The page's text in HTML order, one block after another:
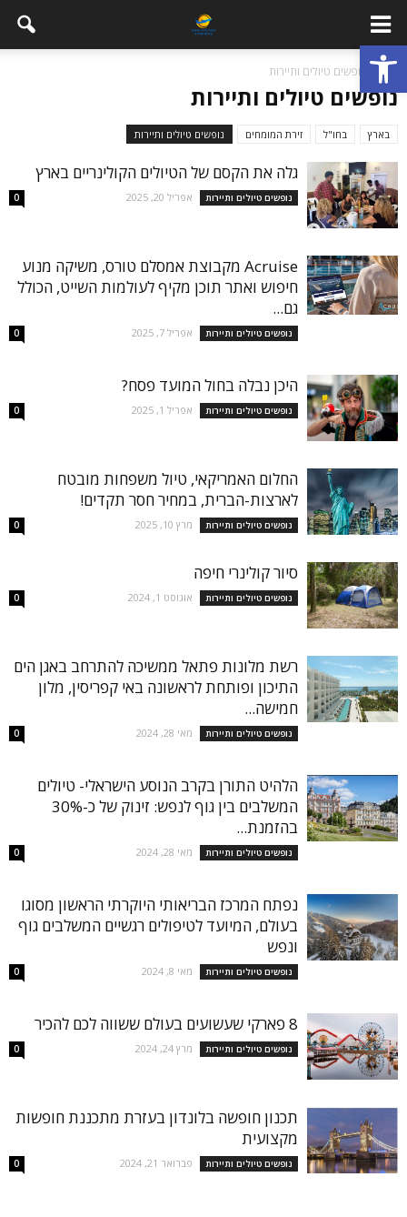
פתח סרגל נגישות
בית נופשים טיולים ותיירות
נופשים טיולים ותיירות
בארץ בחו"ל זירת המומחים נופשים טיולים ותיירות
גלה את הקסם של הטיולים הקולינריים בארץ
נופשים טיולים ותיירות אפריל 20, 2025 0
Acruise מקבוצת אמסלם טורס, משיקה מנוע
חיפוש ואתר תוכן מקיף לעולמות השייט, הכולל
גם...
נופשים טיולים ותיירות אפריל 7, 2025 0
היכן נבלה בחול המועד פסח?
נופשים טיולים ותיירות אפריל 1, 2025 0
החלום האמריקאי, טיול משפחות מובטח
לארצות-הברית, במחיר חסר תקדים!
נופשים טיולים ותיירות מרץ 10, 2025 0
סיור קולינרי חיפה
נופשים טיולים ותיירות אוגוסט 1, 2024 0
רשת מלונות פתאל ממשיכה להתרחב באגן הים
התיכון ופותחת לראשונה באי קפריסין, מלון
חמישה...
נופשים טיולים ותיירות מאי 28, 2024 0
הלהיט התורן בקרב הנוסע הישראלי- טיולים
המשלבים בין גוף לנפש: זינוק של כ-30%
בהזמנת...
נופשים טיולים ותיירות מאי 28, 2024 0
נפתח המרכז הבריאותי היוקרתי הראשון מסוגו
בעולם, המיועד לטיפולים רגשיים המשלבים גוף
ונפש
נופשים טיולים ותיירות מאי 8, 2024 0
8 פארקי שעשועים בעולם ששווה לכם להכיר
נופשים טיולים ותיירות מרץ 24, 2024 0
תכנון חופשה בלונדון בעזרת מתכננת חופשות
מקצועית
נופשים טיולים ותיירות פברואר 21, 2024 0